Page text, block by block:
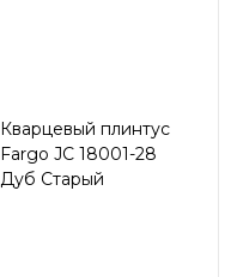
Кварцевый плинтус
Fargo JC 18001-28
Дуб Старый